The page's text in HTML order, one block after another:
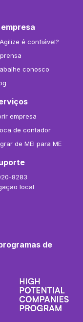
empresa
é confiável?
conosco
empresa
de contador
de MEI para ME
8283
local
de